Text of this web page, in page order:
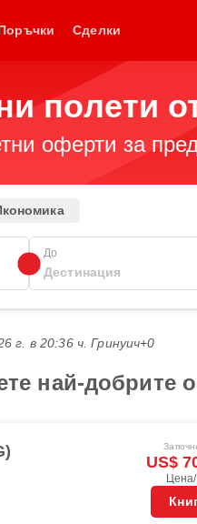
Сделки
полети
оферти за
До
г. в 20:36 ч. Гринуич+0
най-
US$